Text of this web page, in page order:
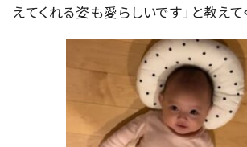
えてくれる姿も愛らしいです」と教えて